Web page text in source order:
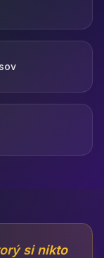
si nikto